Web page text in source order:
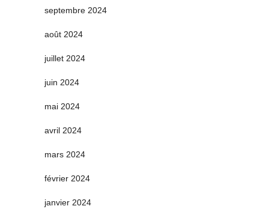
septembre 2024
août 2024
juillet 2024
juin 2024
mai 2024
avril 2024
mars 2024
février 2024
janvier 2024